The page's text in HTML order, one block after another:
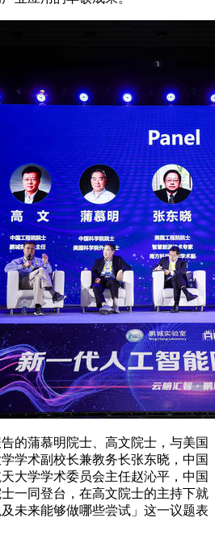
蒲慕明院士、高文院士，与美国
学术副校长兼教务长张东晓，中国
大学学术委员会主任赵沁平，中国
一同登台，在高文院士的主持下就
未来能够做哪些尝试」这一议题表